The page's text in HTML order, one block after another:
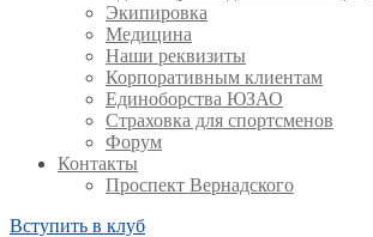
Экипировка
Медицина
Наши реквизиты
Корпоративным клиентам
Единоборства ЮЗАО
Страховка для спортсменов
Форум
Контакты
Проспект Вернадского
Вступить в клуб